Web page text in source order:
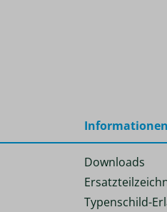
Informationen
Downloads
Typenschild-